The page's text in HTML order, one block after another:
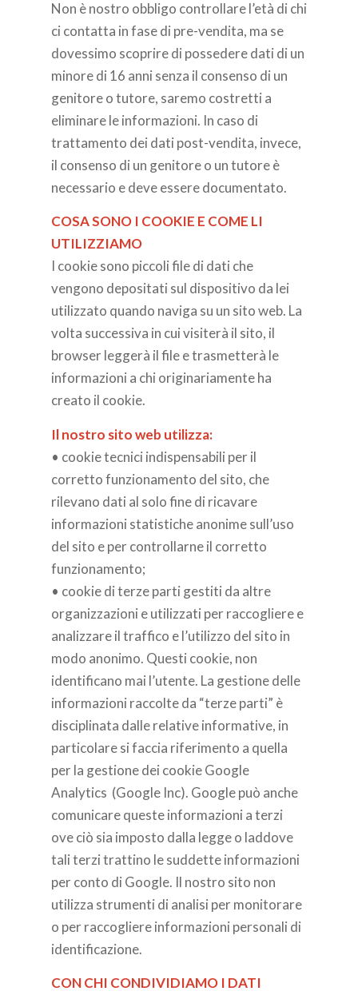
Non è nostro obbligo controllare l’età di chi
ci contatta in fase di pre-vendita, ma se
dovessimo scoprire di possedere dati di un
minore di 16 anni senza il consenso di un
genitore o tutore, saremo costretti a
eliminare le informazioni. In caso di
trattamento dei dati post-vendita, invece,
il consenso di un genitore o un tutore è
necessario e deve essere documentato.
COSA SONO I COOKIE E COME LI
UTILIZZIAMO
I cookie sono piccoli file di dati che
vengono depositati sul dispositivo da lei
utilizzato quando naviga su un sito web. La
volta successiva in cui visiterà il sito, il
browser leggerà il file e trasmetterà le
informazioni a chi originariamente ha
creato il cookie.
Il nostro sito web utilizza:
• cookie tecnici indispensabili per il
corretto funzionamento del sito, che
rilevano dati al solo fine di ricavare
informazioni statistiche anonime sull’uso
del sito e per controllarne il corretto
funzionamento;
• cookie di terze parti gestiti da altre
organizzazioni e utilizzati per raccogliere e
analizzare il traffico e l’utilizzo del sito in
modo anonimo. Questi cookie, non
identificano mai l’utente. La gestione delle
informazioni raccolte da “terze parti” è
disciplinata dalle relative informative, in
particolare si faccia riferimento a quella
per la gestione dei cookie Google
Analytics (Google Inc). Google può anche
comunicare queste informazioni a terzi
ove ciò sia imposto dalla legge o laddove
tali terzi trattino le suddette informazioni
per conto di Google. Il nostro sito non
utilizza strumenti di analisi per monitorare
o per raccogliere informazioni personali di
identificazione.
CON CHI CONDIVIDIAMO I DATI